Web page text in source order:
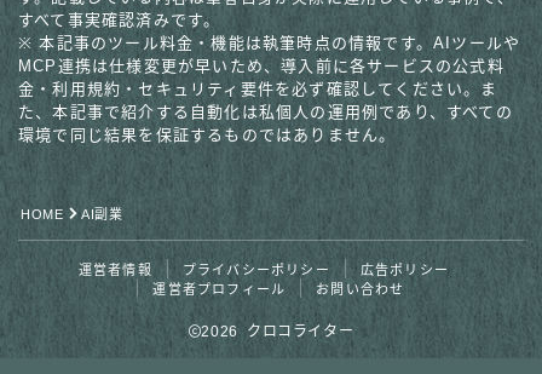
すべて事実確認済みです。
※ 本記事のツール料金・機能は執筆時点の情報です。AIツールや
MCP連携は仕様変更が早いため、導入前に各サービスの公式料
金・利用規約・セキュリティ要件を必ず確認してください。ま
た、本記事で紹介する自動化は私個人の運用例であり、すべての
環境で同じ結果を保証するものではありません。
HOME AI副業
運営者情報 プライバシーポリシー
広告ポリシー
運営者プロフィール
お問い合わせ
2026 クロコライター